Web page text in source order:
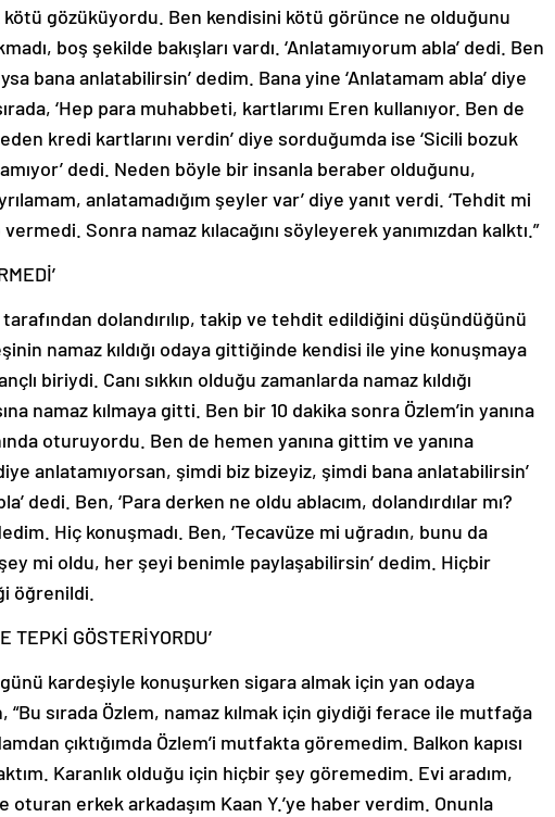
gözüküyordu. Ben kendisini kötü görünce ne olduğunu
boş şekilde bakışları vardı. ‘Anlatamıyorum abla’ dedi. Ben
bana anlatabilirsin’ dedim. Bana yine ‘Anlatamam abla’ diye
‘Hep para muhabbeti, kartlarımı Eren kullanıyor. Ben de
kredi kartlarını verdin’ diye sorduğumda ise ‘Sicili bozuk
dedi. Neden böyle bir insanla beraber olduğunu,
anlatamadığım şeyler var’ diye yanıt verdi. ‘Tehdit mi
Sonra namaz kılacağını söyleyerek yanımızdan kalktı.”
dolandırılıp, takip ve tehdit edildiğini düşündüğünü
namaz kıldığı odaya gittiğinde kendisi ile yine konuşmaya
biriydi. Canı sıkkın olduğu zamanlarda namaz kıldığı
namaz kılmaya gitti. Ben bir 10 dakika sonra Özlem’in yanına
oturuyordu. Ben de hemen yanına gittim ve yanına
anlatamıyorsan, şimdi biz bizeyiz, şimdi bana anlatabilirsin’
dedi. Ben, ‘Para derken ne oldu ablacım, dolandırdılar mı?
Hiç konuşmadı. Ben, ‘Tecavüze mi uğradın, bunu da
mi oldu, her şeyi benimle paylaşabilirsin’ dedim. Hiçbir
öğrenildi.
TEPKİ GÖSTERİYORDU’
kardeşiyle konuşurken sigara almak için yan odaya
sırada Özlem, namaz kılmak için giydiği ferace ile mutfağa
çıktığımda Özlem’i mutfakta göremedim. Balkon kapısı
Karanlık olduğu için hiçbir şey göremedim. Evi aradım,
oturan erkek arkadaşım Kaan Y.’ye haber verdim. Onunla